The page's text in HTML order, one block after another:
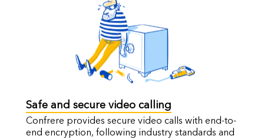
Safe and secure video calling
Confrere provides secure video calls with end-to-
end encryption, following industry standards and